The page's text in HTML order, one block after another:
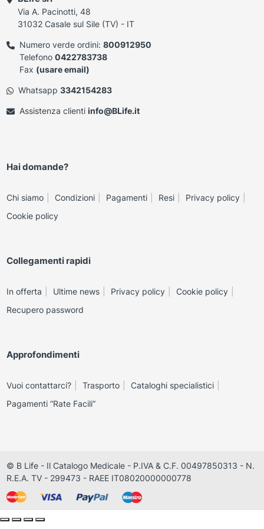
Via A. Pacinotti, 48
31032 Casale sul Sile (TV) - IT
Numero verde ordini: 800912950
Telefono 0422783738
Fax (usare email)
Whatsapp 3342154283
Assistenza clienti info@BLife.it
Hai domande?
Chi siamo Condizioni Pagamenti Resi
Privacy policy
Cookie policy
Collegamenti rapidi
In offerta Ultime news Privacy policy
Cookie policy
Recupero password
Approfondimenti
Vuoi contattarci? Trasporto
Cataloghi specialistici
Pagamenti “Rate Facili”
© B Life - Il Catalogo Medicale - P.IVA & C.F. 00497850313 - N.
R.E.A. TV - 299473 - RAEE IT08020000000778